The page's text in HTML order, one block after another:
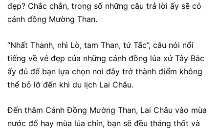
đẹp? Chắc chắn, trong số những câu trả lời ấy sẽ có
cánh đồng Mường Than.
“Nhất Thanh, nhì Lò, tam Than, tứ Tấc”, câu nói nổi
tiếng về vẻ đẹp của những cánh đồng lúa xứ Tây Bắc
ấy đủ để bạn lựa chọn nơi đây trở thành điểm không
thể bỏ lỡ đến khi du lịch Lai Châu.
Đến thăm Cánh Đồng Mường Than, Lai Châu vào mùa
nước đổ hay mùa lúa chín, bạn sẽ đều thảng thốt và